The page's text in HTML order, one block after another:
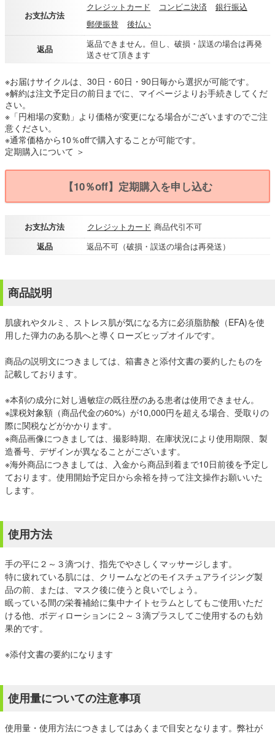
お支払方法
クレジットカード コンビニ決済
銀行振込
郵便振替
後払い
返品
返品できません。但し、破損・誤送の場合は再発
送させて頂きます
※お届けサイクルは、30日・60日・90日毎から選択が可能です。
※解約は注文予定日の前日までに、マイページよりお手続きしてくだ
さい。
※「円相場の変動」より価格が変更になる場合がございますのでご注
意ください。
※通常価格から10％offで購入することが可能です。
定期購入について ＞
【10％off】定期購入を申し込む
お支払方法 クレジットカード 商品代引不可
返品
返品不可（破損・誤送の場合は再発送）
商品説明
肌疲れやタルミ、ストレス肌が気になる方に必須脂肪酸（EFA)を使
用した弾力のある肌へと導くローズヒップオイルです。
商品の説明文につきましては、箱書きと添付文書の要約したものを
記載しております。
※本剤の成分に対し過敏症の既往歴のある患者は使用できません。
※課税対象額（商品代金の60%）が10,000円を超える場合、受取りの
際に関税などがかかります。
※商品画像につきましては、撮影時期、在庫状況により使用期限、製
造番号、デザインが異なることがございます。
※海外商品につきましては、入金から商品到着まで10日前後を予定し
ております。使用開始予定日から余裕を持って注文操作お願いいた
します。
使用方法
手の平に２～３滴つけ、指先でやさしくマッサージします。
特に疲れている肌には、クリームなどのモイスチュアライジング製
品の前、または、マスク後に使うと良いでしょう。
眠っている間の栄養補給に集中ナイトセラムとしてもご使用いただ
ける他、ボディローションに２～３滴プラスしてご使用するのも効
果的です。
※添付文書の要約になります
使用量についての注意事項
使用量・使用方法につきましてはあくまで目安となります。弊社が